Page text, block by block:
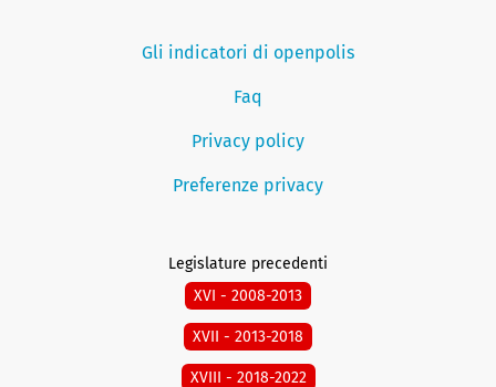
Gli indicatori di openpolis
Faq
Privacy policy
Preferenze privacy
Legislature precedenti
XVI - 2008-2013
XVII - 2013-2018
XVIII - 2018-2022